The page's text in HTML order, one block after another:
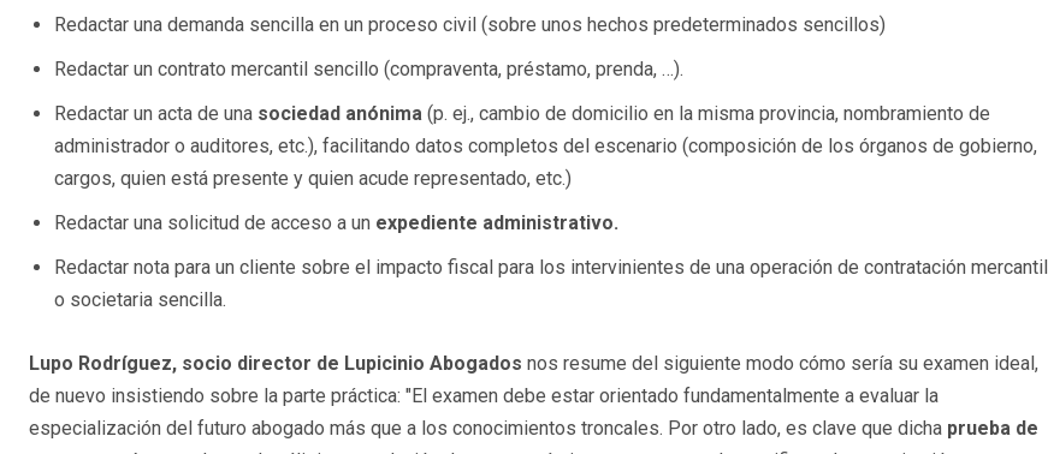
Redactar una demanda sencilla en un proceso civil (sobre unos hechos predeterminados sencillos)
Redactar un contrato mercantil sencillo (compraventa, préstamo, prenda, …).
Redactar un acta de una sociedad anónima (p. ej., cambio de domicilio en la misma provincia, nombramiento de
administrador o auditores, etc.), facilitando datos completos del escenario (composición de los órganos de gobierno,
cargos, quien está presente y quien acude representado, etc.)
Redactar una solicitud de acceso a un expediente administrativo.
Redactar nota para un cliente sobre el impacto fiscal para los intervinientes de una operación de contratación mercantil
o societaria sencilla.
Lupo Rodríguez, socio director de Lupicinio Abogados nos resume del siguiente modo cómo sería su examen ideal,
de nuevo insistiendo sobre la parte práctica: "El examen debe estar orientado fundamentalmente a evaluar la
especialización del futuro abogado más que a los conocimientos troncales. Por otro lado, es clave que dicha prueba de